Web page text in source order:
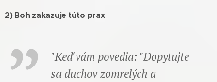
2) Boh zakazuje túto prax
"Keď vám povedia: "Dopytujte
sa duchov zomrelých a